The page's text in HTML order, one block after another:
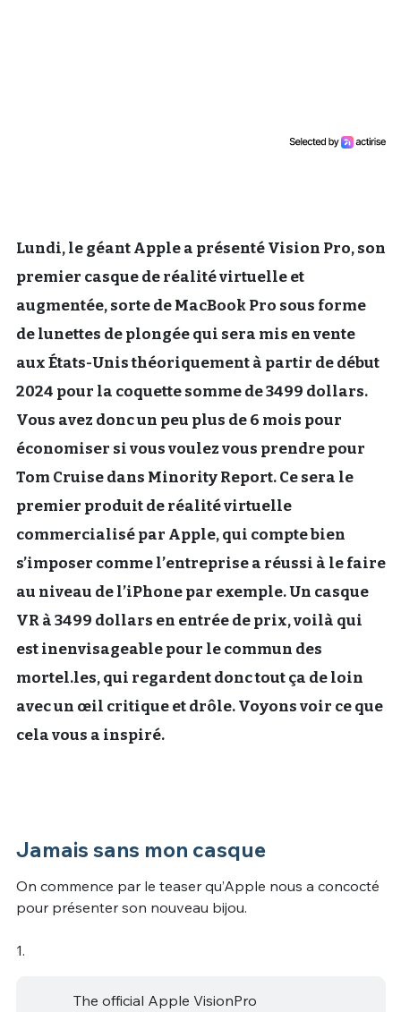
Lundi, le géant Apple a présenté Vision Pro, son
premier casque de réalité virtuelle et
augmentée, sorte de MacBook Pro sous forme
de lunettes de plongée qui sera mis en vente
aux États-Unis théoriquement à partir de début
2024 pour la coquette somme de 3499 dollars.
Vous avez donc un peu plus de 6 mois pour
économiser si vous voulez vous prendre pour
Tom Cruise dans Minority Report. Ce sera le
premier produit de réalité virtuelle
commercialisé par Apple, qui compte bien
s’imposer comme l’entreprise a réussi à le faire
au niveau de l’iPhone par exemple. Un casque
VR à 3499 dollars en entrée de prix, voilà qui
est inenvisageable pour le commun des
mortel.les, qui regardent donc tout ça de loin
avec un œil critique et drôle. Voyons voir ce que
cela vous a inspiré.
Jamais sans mon casque
On commence par le teaser qu’Apple nous a concocté
pour présenter son nouveau bijou.
1.
The official Apple VisionPro